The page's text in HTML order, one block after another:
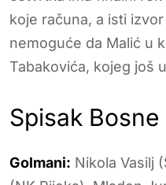
koje računa, a isti
nemoguće da Malić u
Tabakovića, kojeg još
Spisak
Golmani: Nikola Vasilj